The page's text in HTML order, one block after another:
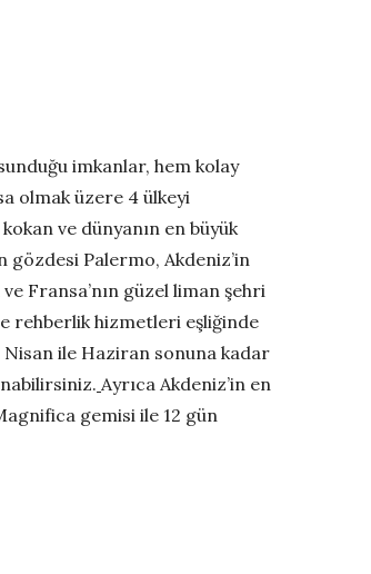
imkanlar, hem kolay
olmak üzere 4 ülkeyi
ve dünyanın en büyük
gözdesi Palermo, Akdeniz’in
Fransa’nın güzel liman şehri
rehberlik hizmetleri eşliğinde
Nisan ile Haziran sonuna kadar
Ayrıca Akdeniz’in en
gemisi ile 12 gün